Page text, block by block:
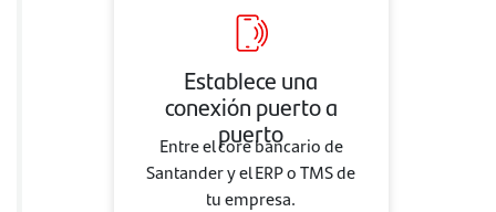
Establece una
conexión puerto a
puerto
Entre el core bancario de
Santander y el ERP o TMS de
tu empresa.